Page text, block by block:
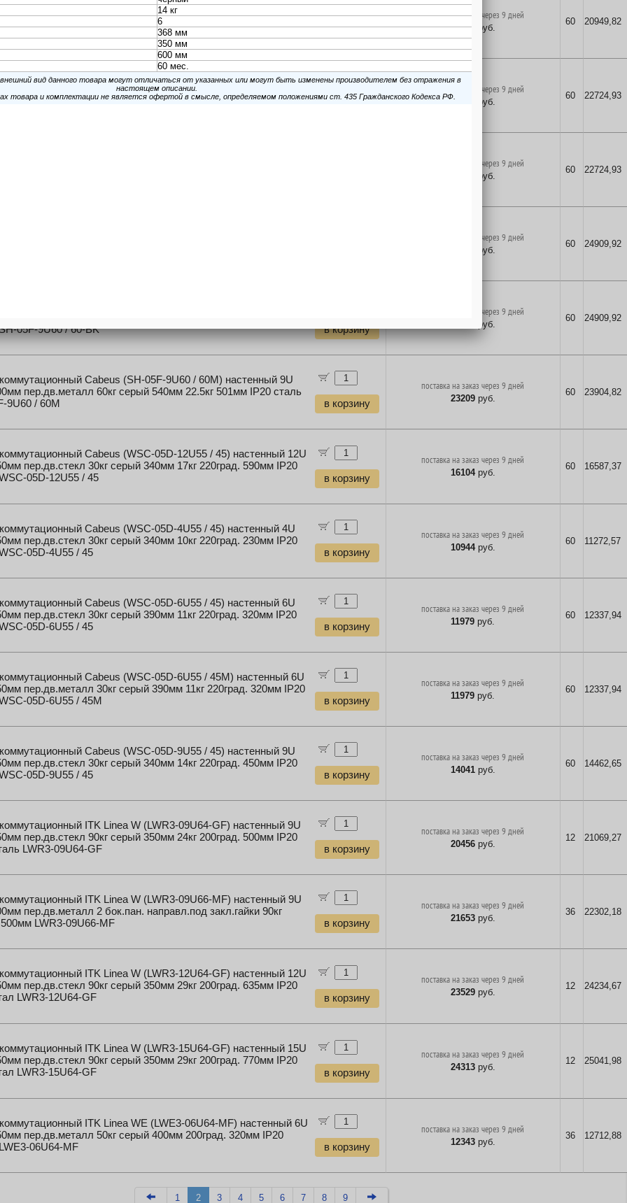
Cabeus (SH-05F-9U60 / 35-BK) настенный 9U
пер.дв.стекл 60кг черный 290мм 18кг 220град. 501мм IP20
поставка на заказ через 9 дней
20340 руб.
60 20949,82
Cabeus (SH-05F-9U60 / 45) настенный 9U
пер.дв.стекл 60кг серый 390мм 20кг 501мм IP20 сталь SH-
поставка на заказ через 9 дней
22063 руб.
60 22724,93
поставка на заказ через 9 дней
руб.
60 22724,93
поставка на заказ через 9 дней
руб.
60 24909,92
05F-9U60 / 60-BK
в корзину
поставка на заказ через 9 дней
руб.
60 24909,92
Cabeus (SH-05F-9U60 / 60M) настенный 9U
пер.дв.металл 60кг серый 540мм 22.5кг 501мм IP20 сталь
9U60 / 60M
в корзину
поставка на заказ через 9 дней
23209руб.
60 23904,82
Cabeus (WSC-05D-12U55 / 45) настенный 12U
пер.дв.стекл 30кг серый 340мм 17кг 220град. 590мм IP20
05D-12U55 / 45
в корзину
поставка на заказ через 9 дней
16104руб.
60 16587,37
Cabeus (WSC-05D-4U55 / 45) настенный 4U
пер.дв.стекл 30кг серый 340мм 10кг 220град. 230мм IP20
05D-4U55 / 45
в корзину
поставка на заказ через 9 дней
10944руб.
60 11272,57
Cabeus (WSC-05D-6U55 / 45) настенный 6U
пер.дв.стекл 30кг серый 390мм 11кг 220град. 320мм IP20
05D-6U55 / 45
в корзину
поставка на заказ через 9 дней
11979 руб.
60 12337,94
Cabeus (WSC-05D-6U55 / 45M) настенный 6U
пер.дв.металл 30кг серый 390мм 11кг 220град. 320мм IP20
05D-6U55 / 45M
в корзину
поставка на заказ через 9 дней
11979 руб.
60 12337,94
Cabeus (WSC-05D-9U55 / 45) настенный 9U
пер.дв.стекл 30кг серый 340мм 14кг 220град. 450мм IP20
05D-9U55 / 45
в корзину
поставка на заказ через 9 дней
14041руб.
60 14462,65
ITK Linea W (LWR3-09U64-GF) настенный 9U
пер.дв.стекл 90кг серый 350мм 24кг 200град. 500мм IP20
LWR3-09U64-GF
в корзину
поставка на заказ через 9 дней
20456руб.
12 21069,27
ITK Linea W (LWR3-09U66-MF) настенный 9U
пер.дв.металл 2 бок.пан. направл.под закл.гайки 90кг
LWR3-09U66-MF
в корзину
поставка на заказ через 9 дней
21653руб.
36 22302,18
ITK Linea W (LWR3-12U64-GF) настенный 12U
пер.дв.стекл 90кг серый 350мм 29кг 200град. 635мм IP20
LWR3-12U64-GF
в корзину
поставка на заказ через 9 дней
23529руб.
12 24234,67
ITK Linea W (LWR3-15U64-GF) настенный 15U
пер.дв.стекл 90кг серый 350мм 29кг 200град. 770мм IP20
LWR3-15U64-GF
в корзину
поставка на заказ через 9 дней
24313руб.
12 25041,98
ITK Linea WE (LWE3-06U64-MF) настенный 6U
пер.дв.металл 50кг серый 400мм 200град. 320мм IP20
06U64-MF
в корзину
поставка на заказ через 9 дней
12343руб.
36 12712,88
1 2 3 4 5 6 7 8 9